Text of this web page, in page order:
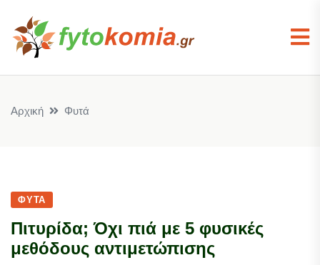
Αρχική Φυτά
ΦΥΤΆ
Πιτυρίδα; Όχι πιά με 5 φυσικές
μεθόδους αντιμετώπισης